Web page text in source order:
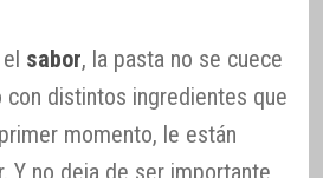
sabor, la pasta no se cuece
con distintos ingredientes que
momento, le están
Y no deja de ser importante